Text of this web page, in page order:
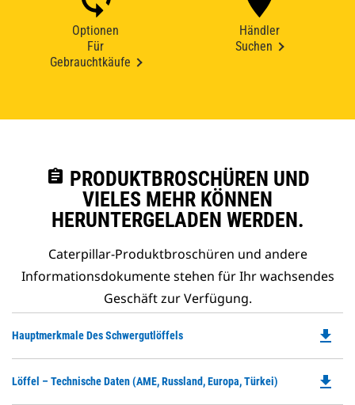
Optionen
Für
Gebrauchtkäufe
Händler
Suchen
assignment PRODUKTBROSCHÜREN UND
VIELES MEHR KÖNNEN
HERUNTERGELADEN WERDEN.
Caterpillar-Produktbroschüren und andere
Informationsdokumente stehen für Ihr wachsendes
Geschäft zur Verfügung.
Hauptmerkmale Des Schwergutlöffels
a
file_download
Löffel – Technische Daten (AME, Russland, Europa, Türkei) file_download